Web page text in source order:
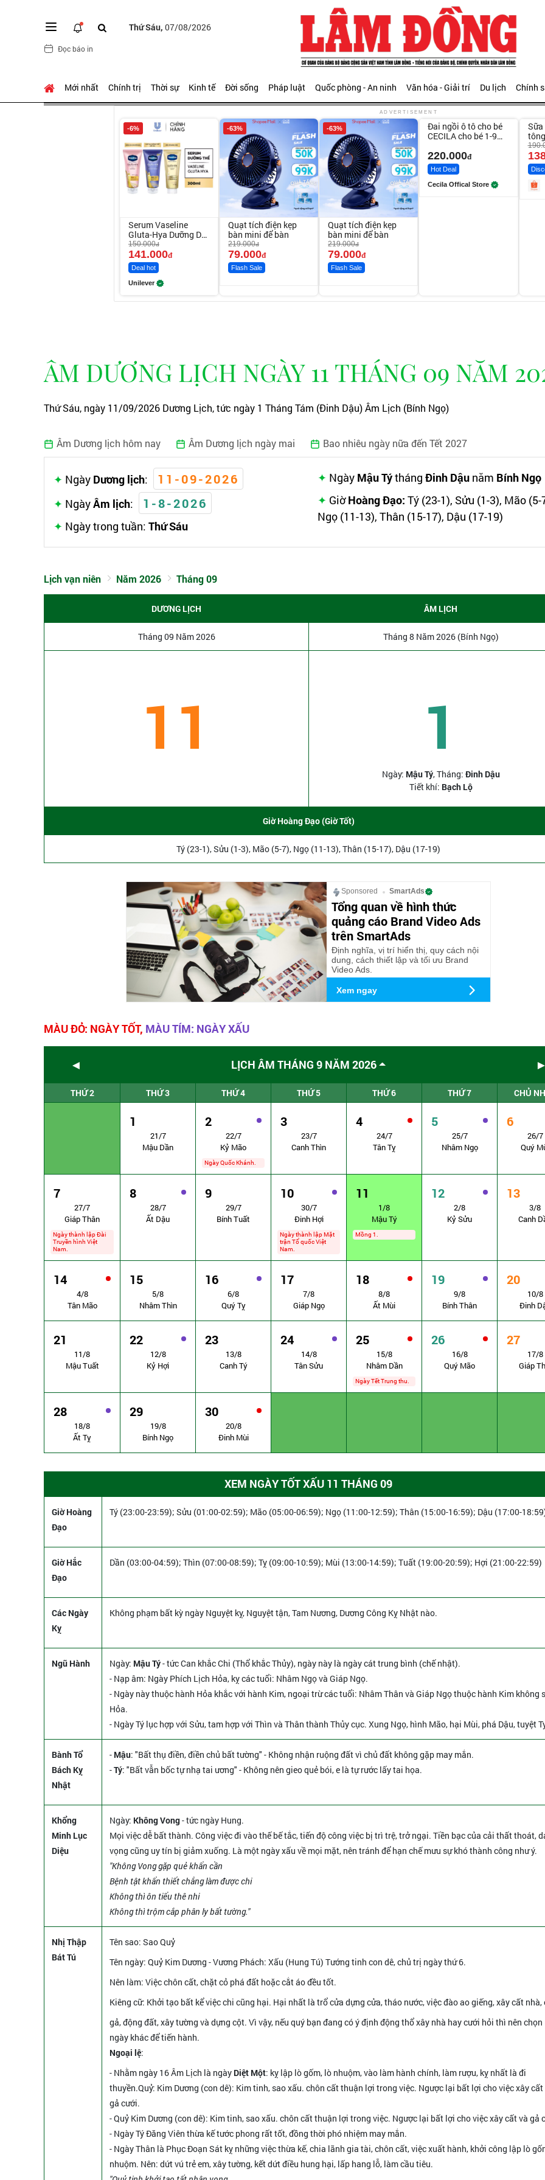
Thứ Sáu, 07/08/2026
Đọc báo in
Mới nhất Chính trị Thời sự Kinh tế Đời sống Pháp luật Quốc phòng - An ninh Văn hóa - Giải trí Du lịch Chính
ADVERTISEMENT
-6%
Serum Vaseline
Gluta-Hya Dưỡng Da
Sáng Mịn Sau 7
Ngày
150.000đ
141.000đ
Deal hot
Unilever
-63%
Quạt tích điện kẹp
bàn mini để bàn
219.000đ
79.000đ
Flash Sale
-63%
Quạt tích điện kẹp
bàn mini để bàn
219.000đ
79.000đ
Flash Sale
Unmute
Đai ngồi ô tô cho bé
CECILA cho bé 1-9
220.000đ
Hot Deal
Cecila Offical Store
-27%
ÂM DƯƠNG LỊCH NGÀY 11 THÁNG 09 NĂM
Thứ Sáu, ngày 11/09/2026 Dương Lịch, tức ngày 1 Tháng Tám (Đinh Dậu) Âm Lịch (Bính Ngọ)
Âm Dương lịch hôm nay Âm Dương lịch ngày mai Bao nhiêu ngày nữa đến Tết 2027
Ngày Dương lịch: 11-09-2026
NgàyÂm lịch: 1-8-2026
Ngày trong tuần: Thứ Sáu
Ngày Mậu Týtháng Đinh Dậu năm Bính Ngọ
GiờHoàng Đạo: Tý (23-1), Sửu (1-3), Mão (5-
Ngọ (11-13), Thân (15-17), Dậu (17-19)
Lịch vạn niên Năm 2026 Tháng 09
DƯƠNG LỊCH ÂM LỊCH
Tháng 09 Năm 2026 Tháng 8 Năm 2026 (Bính Ngọ)
11 1
Ngày: Mậu Tý, Tháng: Đinh Dậu
Tiết khí: Bạch Lộ
Giờ Hoàng Đạo (Giờ Tốt)
Tý (23-1), Sửu (1-3), Mão (5-7), Ngọ (11-13), Thân (15-17), Dậu (17-19)
Sponsored SmartAds
Tổng quan về hình thức
quảng cáo Brand Video Ads
trên SmartAds
Định nghĩa, vị trí hiển thị, quy cách nội
dung, cách thiết lập và tối ưu Brand
Video Ads.
Xem ngay
MÀU ĐỎ: NGÀY TỐT, MÀU TÍM: NGÀY XẤU
◄ LỊCH ÂM THÁNG 9 NĂM 2026
THỨ 2 THỨ 3 THỨ 4 THỨ 5 THỨ 6 THỨ 7 CHỦ
1
21/7
Mậu Dần
2
22/7
Kỷ Mão
Ngày Quốc Khánh.
3
23/7
Canh Thìn
4
24/7
Tân Tỵ
5
25/7
Nhâm Ngọ
6
26/7
Quý
7
27/7
Giáp Thân
Ngày thành lập Đài
Truyền hình Việt
Nam.
8
28/7
Ất Dậu
9
29/7
Bính Tuất
10
30/7
Đinh Hợi
Ngày thành lập Mặt
trận Tổ quốc Việt
Nam.
11
1/8
Mậu Tý
Mồng 1.
12
2/8
Kỷ Sửu
13
3/8
Canh
14
4/8
Tân Mão
15
5/8
Nhâm Thìn
16
6/8
Quý Tỵ
17
7/8
Giáp Ngọ
18
8/8
Ất Mùi
19
9/8
Bính Thân
20
10/8
Đinh
21
11/8
Mậu Tuất
22
12/8
Kỷ Hợi
23
13/8
Canh Tý
24
14/8
Tân Sửu
25
15/8
Nhâm Dần
Ngày Tết Trung thu.
26
16/8
Quý Mão
27
17/8
Giáp
28
18/8
Ất Tỵ
29
19/8
Bính Ngọ
30
20/8
Đinh Mùi
XEM NGÀY TỐT XẤU 11 THÁNG 09
Giờ Hoàng
Đạo
Tý (23:00-23:59); Sửu (01:00-02:59); Mão (05:00-06:59); Ngọ (11:00-12:59); Thân (15:00-16:59); Dậu (17:00-
Giờ Hắc
Đạo
Dần (03:00-04:59); Thìn (07:00-08:59); Tỵ (09:00-10:59); Mùi (13:00-14:59); Tuất (19:00-20:59); Hợi (21:00-22:59)
Các Ngày
Kỵ
Không phạm bất kỳ ngày Nguyệt kỵ, Nguyệt tận, Tam Nương, Dương Công Kỵ Nhật nào.
Ngũ Hành Ngày: Mậu Tý- tức Can khắc Chi (Thổ khắc Thủy), ngày này là ngày cát trung bình (chế nhật).
- Nạp âm: Ngày Phích Lịch Hỏa, kỵ các tuổi: Nhâm Ngọ và Giáp Ngọ.
- Ngày này thuộc hành Hỏa khắc với hành Kim, ngoại trừ các tuổi: Nhâm Thân và Giáp Ngọ thuộc hành Kim không
Hỏa.
- Ngày Tý lục hợp với Sửu, tam hợp với Thìn và Thân thành Thủy cục. Xung Ngọ, hình Mão, hại Mùi, phá Dậu, tuyệt
Bành Tổ
Bách Kỵ
Nhật
- Mậu: "Bất thụ điền, điền chủ bất tường" - Không nhận ruộng đất vì chủ đất không gặp may mắn.
-Tý: "Bất vẫn bốc tự nhạ tai ương" - Không nên gieo quẻ bói, e là tự rước lấy tai họa.
Khổng
Minh Lục
Diệu
Ngày: Không Vong- tức ngày Hung.
Mọi việc dễ bất thành. Công việc đi vào thế bế tắc, tiến độ công việc bị trì trệ, trở ngại. Tiền bạc của cải thất thoát,
vọng cũng uy tín bị giảm xuống. Là một ngày xấu về mọi mặt, nên tránh để hạn chế mưu sự khó thành công như ý.
"Không Vong gặp quẻ khẩn cần
Bệnh tật khẩn thiết chẳng làm được chi
Không thì ôn tiểu thê nhi
Không thì trộm cắp phân ly bất tường."
Nhị Thập
Bát Tú
Tên sao: Sao Quỷ
Tên ngày: Quỷ Kim Dương - Vương Phách: Xấu (Hung Tú) Tướng tinh con dê, chủ trị ngày thứ 6.
Nên làm: Việc chôn cất, chặt cỏ phá đất hoặc cắt áo đều tốt.
Kiêng cữ: Khởi tạo bất kể việc chi cũng hại. Hại nhất là trổ cửa dựng cửa, tháo nước, việc đào ao giếng, xây cất nhà,
gả, động đất, xây tường và dựng cột. Vì vậy, nếu quý bạn đang có ý định động thổ xây nhà hay cưới hỏi thì nên
ngày khác để tiến hành.
Ngoại lệ:
- Nhằm ngày 16 Âm Lịch là ngày Diệt Một: kỵ lập lò gốm, lò nhuộm, vào làm hành chính, làm rượu, kỵ nhất là đi
thuyền.Quỷ: Kim Dương (con dê): Kim tinh, sao xấu. chôn cất thuận lợi trong việc. Ngược lại bất lợi cho việc xây cất
gả cưới.
- Quỷ Kim Dương (con dê): Kim tinh, sao xấu. chôn cất thuận lợi trong việc. Ngược lại bất lợi cho việc xây cất và gả
- Ngày Tý Đăng Viên thừa kế tước phong rất tốt, đồng thời phó nhiệm may mắn.
- Ngày Thân là Phục Đoạn Sát kỵ những việc thừa kế, chia lãnh gia tài, chôn cất, việc xuất hành, khởi công lập lò
nhuộm. Nên: dứt vú trẻ em, xây tường, kết dứt điều hung hại, lấp hang lỗ, làm cầu tiêu.